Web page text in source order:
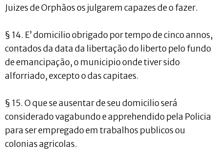
Juizes de Orphãos os julgarem capazes de o fazer.
§ 14. E’ domicilio obrigado por tempo de cinco annos,
contados da data da libertação do liberto pelo fundo
de emancipação, o municipio onde tiver sido
alforriado, excepto o das capitaes.
§ 15. O que se ausentar de seu domicilio será
considerado vagabundo e apprehendido pela Policia
para ser empregado em trabalhos publicos ou
colonias agricolas.